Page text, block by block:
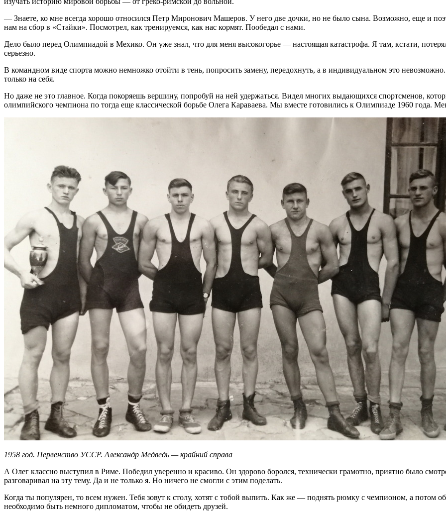
— Знаете, ко мне всегда хорошо относился Петр Миронович Машеров. У него две дочки, но не было сына. Возможно, еще и
нам на сбор в «Стайки». Посмотрел, как тренируемся, как нас кормят. Пообедал с нами.
Дело было перед Олимпиадой в Мехико. Он уже знал, что для меня высокогорье — настоящая катастрофа. Я там, кстати,
серьезно.
В командном виде спорта можно немножко отойти в тень, попросить замену, передохнуть, а в индивидуальном это
только на себя.
Но даже не это главное. Когда покоряешь вершину, попробуй на ней удержаться. Видел многих выдающихся спортсменов,
олимпийского чемпиона по тогда еще классической борьбе Олега Караваева. Мы вместе готовились к Олимпиаде 1960 года.
1958 год. Первенство УССР. Александр Медведь — крайний справа
А Олег классно выступил в Риме. Победил уверенно и красиво. Он здорово боролся, технически грамотно, приятно было
разговаривал на эту тему. Да и не только я. Но ничего не смогли с этим поделать.
Когда ты популярен, то всем нужен. Тебя зовут к столу, хотят с тобой выпить. Как же — поднять рюмку с чемпионом, а потом
необходимо быть немного дипломатом, чтобы не обидеть друзей.